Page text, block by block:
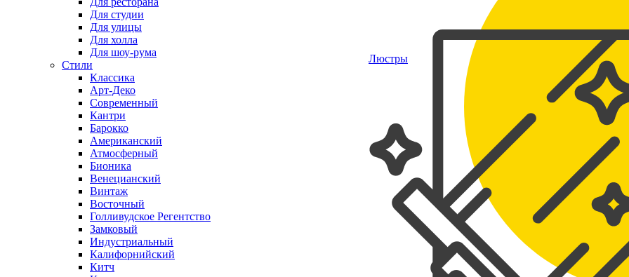
Люстры
Для студии
Для улицы
Для холла
Для шоу-рума
Стили
Классика
Арт-Деко
Современный
Кантри
Барокко
Американский
Атмосферный
Бионика
Венецианский
Винтаж
Восточный
Голливудское Регентство
Замковый
Индустриальный
Калифорнийский
Китч